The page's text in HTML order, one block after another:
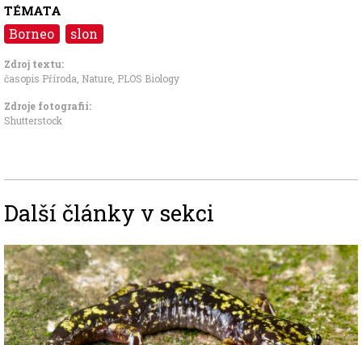
TÉMATA
Borneo slon
Zdroj textu:
časopis Příroda Nature PLOS Biology
Zdroje fotografii:
Shutterstock
Další články v sekci
Image